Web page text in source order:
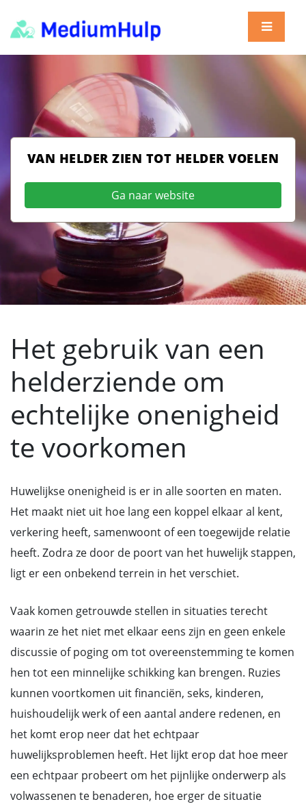
VAN HELDER ZIEN TOT HELDER VOELEN
Ga naar website
Het gebruik van een
helderziende om
echtelijke onenigheid
te voorkomen
Huwelijkse onenigheid is er in alle soorten en maten.
Het maakt niet uit hoe lang een koppel elkaar al kent,
verkering heeft, samenwoont of een toegewijde relatie
heeft. Zodra ze door de poort van het huwelijk stappen,
ligt er een onbekend terrein in het verschiet.
Vaak komen getrouwde stellen in situaties terecht
waarin ze het niet met elkaar eens zijn en geen enkele
discussie of poging om tot overeenstemming te komen
hen tot een minnelijke schikking kan brengen. Ruzies
kunnen voortkomen uit financiën, seks, kinderen,
huishoudelijk werk of een aantal andere redenen, en
het komt erop neer dat het echtpaar
huwelijksproblemen heeft. Het lijkt erop dat hoe meer
een echtpaar probeert om het pijnlijke onderwerp als
volwassenen te benaderen, hoe erger de situatie